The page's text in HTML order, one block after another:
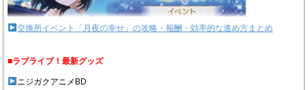
交換所イベント「月夜の幸せ」の攻略・報酬・効率的な進め方まとめ
■ラブライブ！最新グッズ
ニジガクアニメBD